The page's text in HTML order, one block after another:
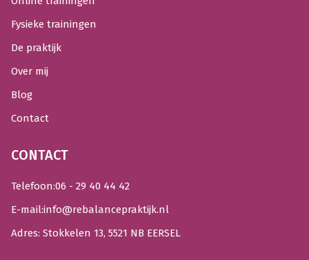
Fysieke trainingen
De praktijk
Over mij
Blog
Contact
CONTACT
Telefoon:06 - 29 40 44 42
E-mail:info@rebalancepraktijk.nl
Adres: Stokkelen 13, 5521 NB EERSEL